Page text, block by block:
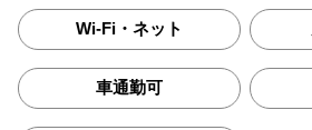
Wi-Fi・ネット
車通勤可